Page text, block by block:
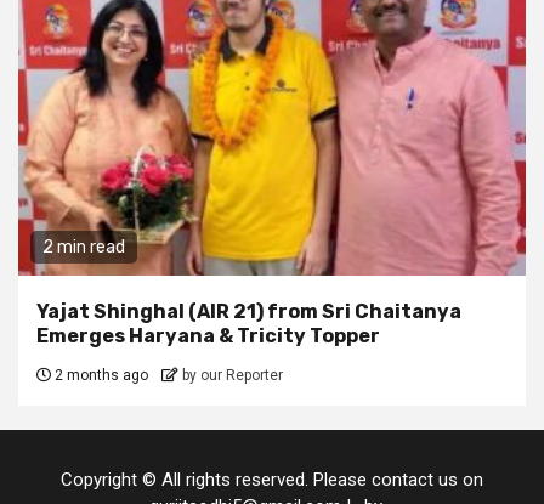
2 min read
Yajat Shinghal (AIR 21) from Sri Chaitanya
Emerges Haryana & Tricity Topper
2 months ago by our Reporter
Copyright © All rights reserved. Please contact us on